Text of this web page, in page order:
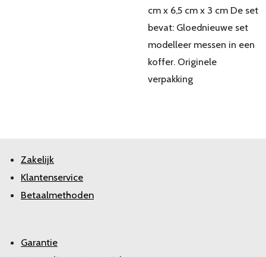
cm x 6,5 cm x 3 cm De set
bevat: Gloednieuwe set
modelleer messen in een
koffer. Originele
verpakking
Zakelijk
Klantenservice
Betaalmethoden
Garantie